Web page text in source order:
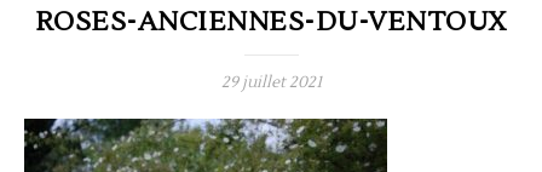
ROSES-ANCIENNES-DU-VENTOUX
29 juillet 2021